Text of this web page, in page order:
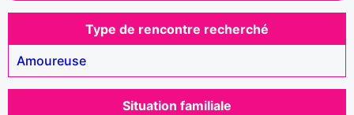
Type de rencontre recherché
Amoureuse
Situation familiale